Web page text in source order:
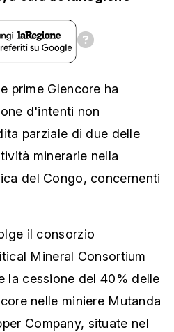
prime Glencore ha
d'intenti non
parziale di due delle
minerarie nella
del Congo, concernenti
il consorzio
Mineral Consortium
la cessione del 40% delle
nelle miniere Mutanda
Company, situate nel